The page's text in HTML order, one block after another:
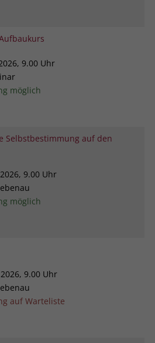
9.00 Uhr
möglich
Selbstbestimmung auf den
9.00 Uhr
möglich
9.00 Uhr
auf Warteliste